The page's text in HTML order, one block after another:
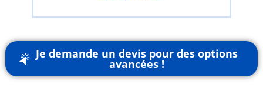
Je demande un devis pour des options
avancées !